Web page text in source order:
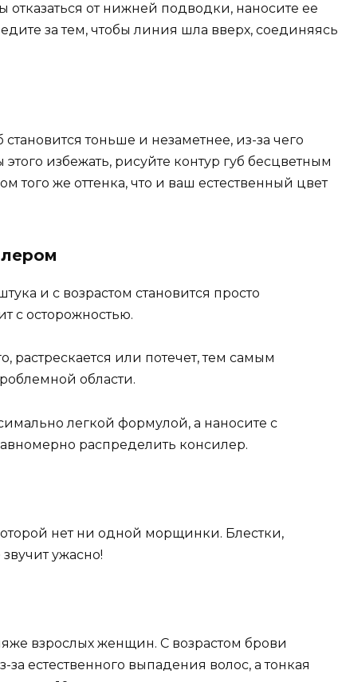
отказаться от нижней подводки, наносите ее
за тем, чтобы линия шла вверх, соединяясь
тоньше и незаметнее, из-за чего
избежать, рисуйте контур губ бесцветным
того же оттенка, что и ваш естественный цвет
и с возрастом становится просто
с осторожностью.
растрескается или потечет, тем самым
области.
легкой формулой, а наносите с
распределить консилер.
нет ни одной морщинки. Блестки,
ужасно!
взрослых женщин. С возрастом брови
естественного выпадения волос, а тонкая